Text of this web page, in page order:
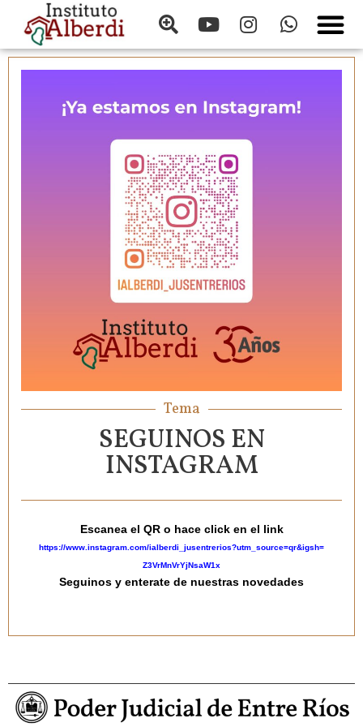
Tema
SEGUINOS EN
INSTAGRAM
Escanea el QR o hace click en el link
https://www.instagram. com/ialberdi_jusentrerios?utm_ source=qr&igsh=
Z3VrMnVrYjNsaW1x
Seguinos y enterate de nuestras novedades